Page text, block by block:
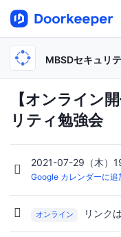
MBSDセキュリ
【オンライン
リティ勉強会
2021-07-29（木）
Google カレンダーに追
オンライン リンク